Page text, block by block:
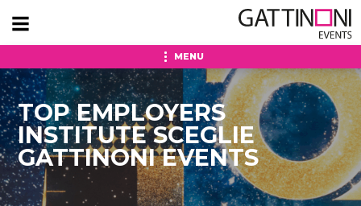
MENU
TOP EMPLOYERS
INSTITUTE SCEGLIE
GATTINONI EVENTS